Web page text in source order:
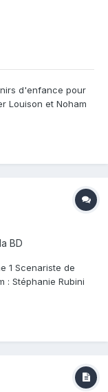
d'enfance pour
Louison et Noham
des
transforme...
BD
1 Scenariste de
: Stéphanie Rubini
mercredis chez sa